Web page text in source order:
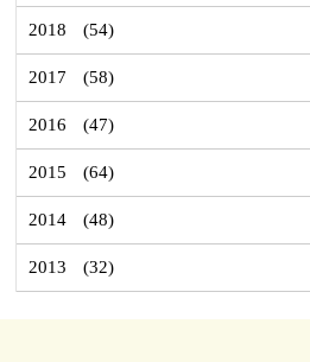
2018 (54)
2017 (58)
2016 (47)
2015 (64)
2014 (48)
2013 (32)